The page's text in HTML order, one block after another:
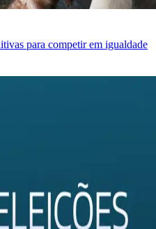
para competir em igualdade